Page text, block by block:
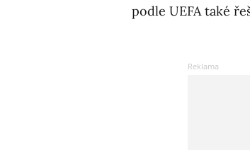
podle UEFA také